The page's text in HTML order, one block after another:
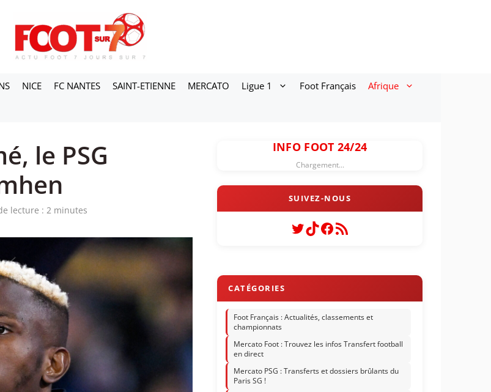
NICE FC NANTES SAINT-ETIENNE MERCATO Ligue 1 Foot Français Afrique
le PSG
lecture : 2 minutes
INFO FOOT 24/24
Chargement...
Twitter
TikTok
Facebook
Flux RSS
Foot Français : Actualités, classements et
championnats
Mercato Foot : Trouvez les infos Transfert football
en direct
Mercato PSG : Transferts et dossiers brûlants du
Paris SG !